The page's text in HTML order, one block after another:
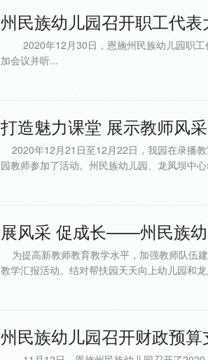
州民族幼儿园召开职工代
2020年12月30日，恩施州民族幼儿园职工
加会议并听...
打造魅力课堂 展示教师风
2020年12月21日至12月22日，我园在录播
园教师参加了活动。州民族幼儿园、龙凤坝中
展风采 促成长——州民族
为提高新教师教育教学水平，加强教师队伍
教学汇报活动。结对帮扶园天天向上幼儿园和
州民族幼儿园召开财政预